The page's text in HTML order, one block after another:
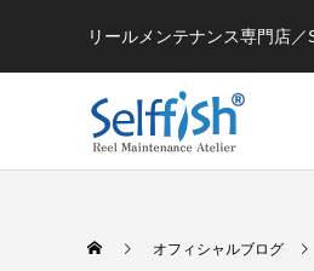
リールメンテナンス専門店
オフィシャルブログ